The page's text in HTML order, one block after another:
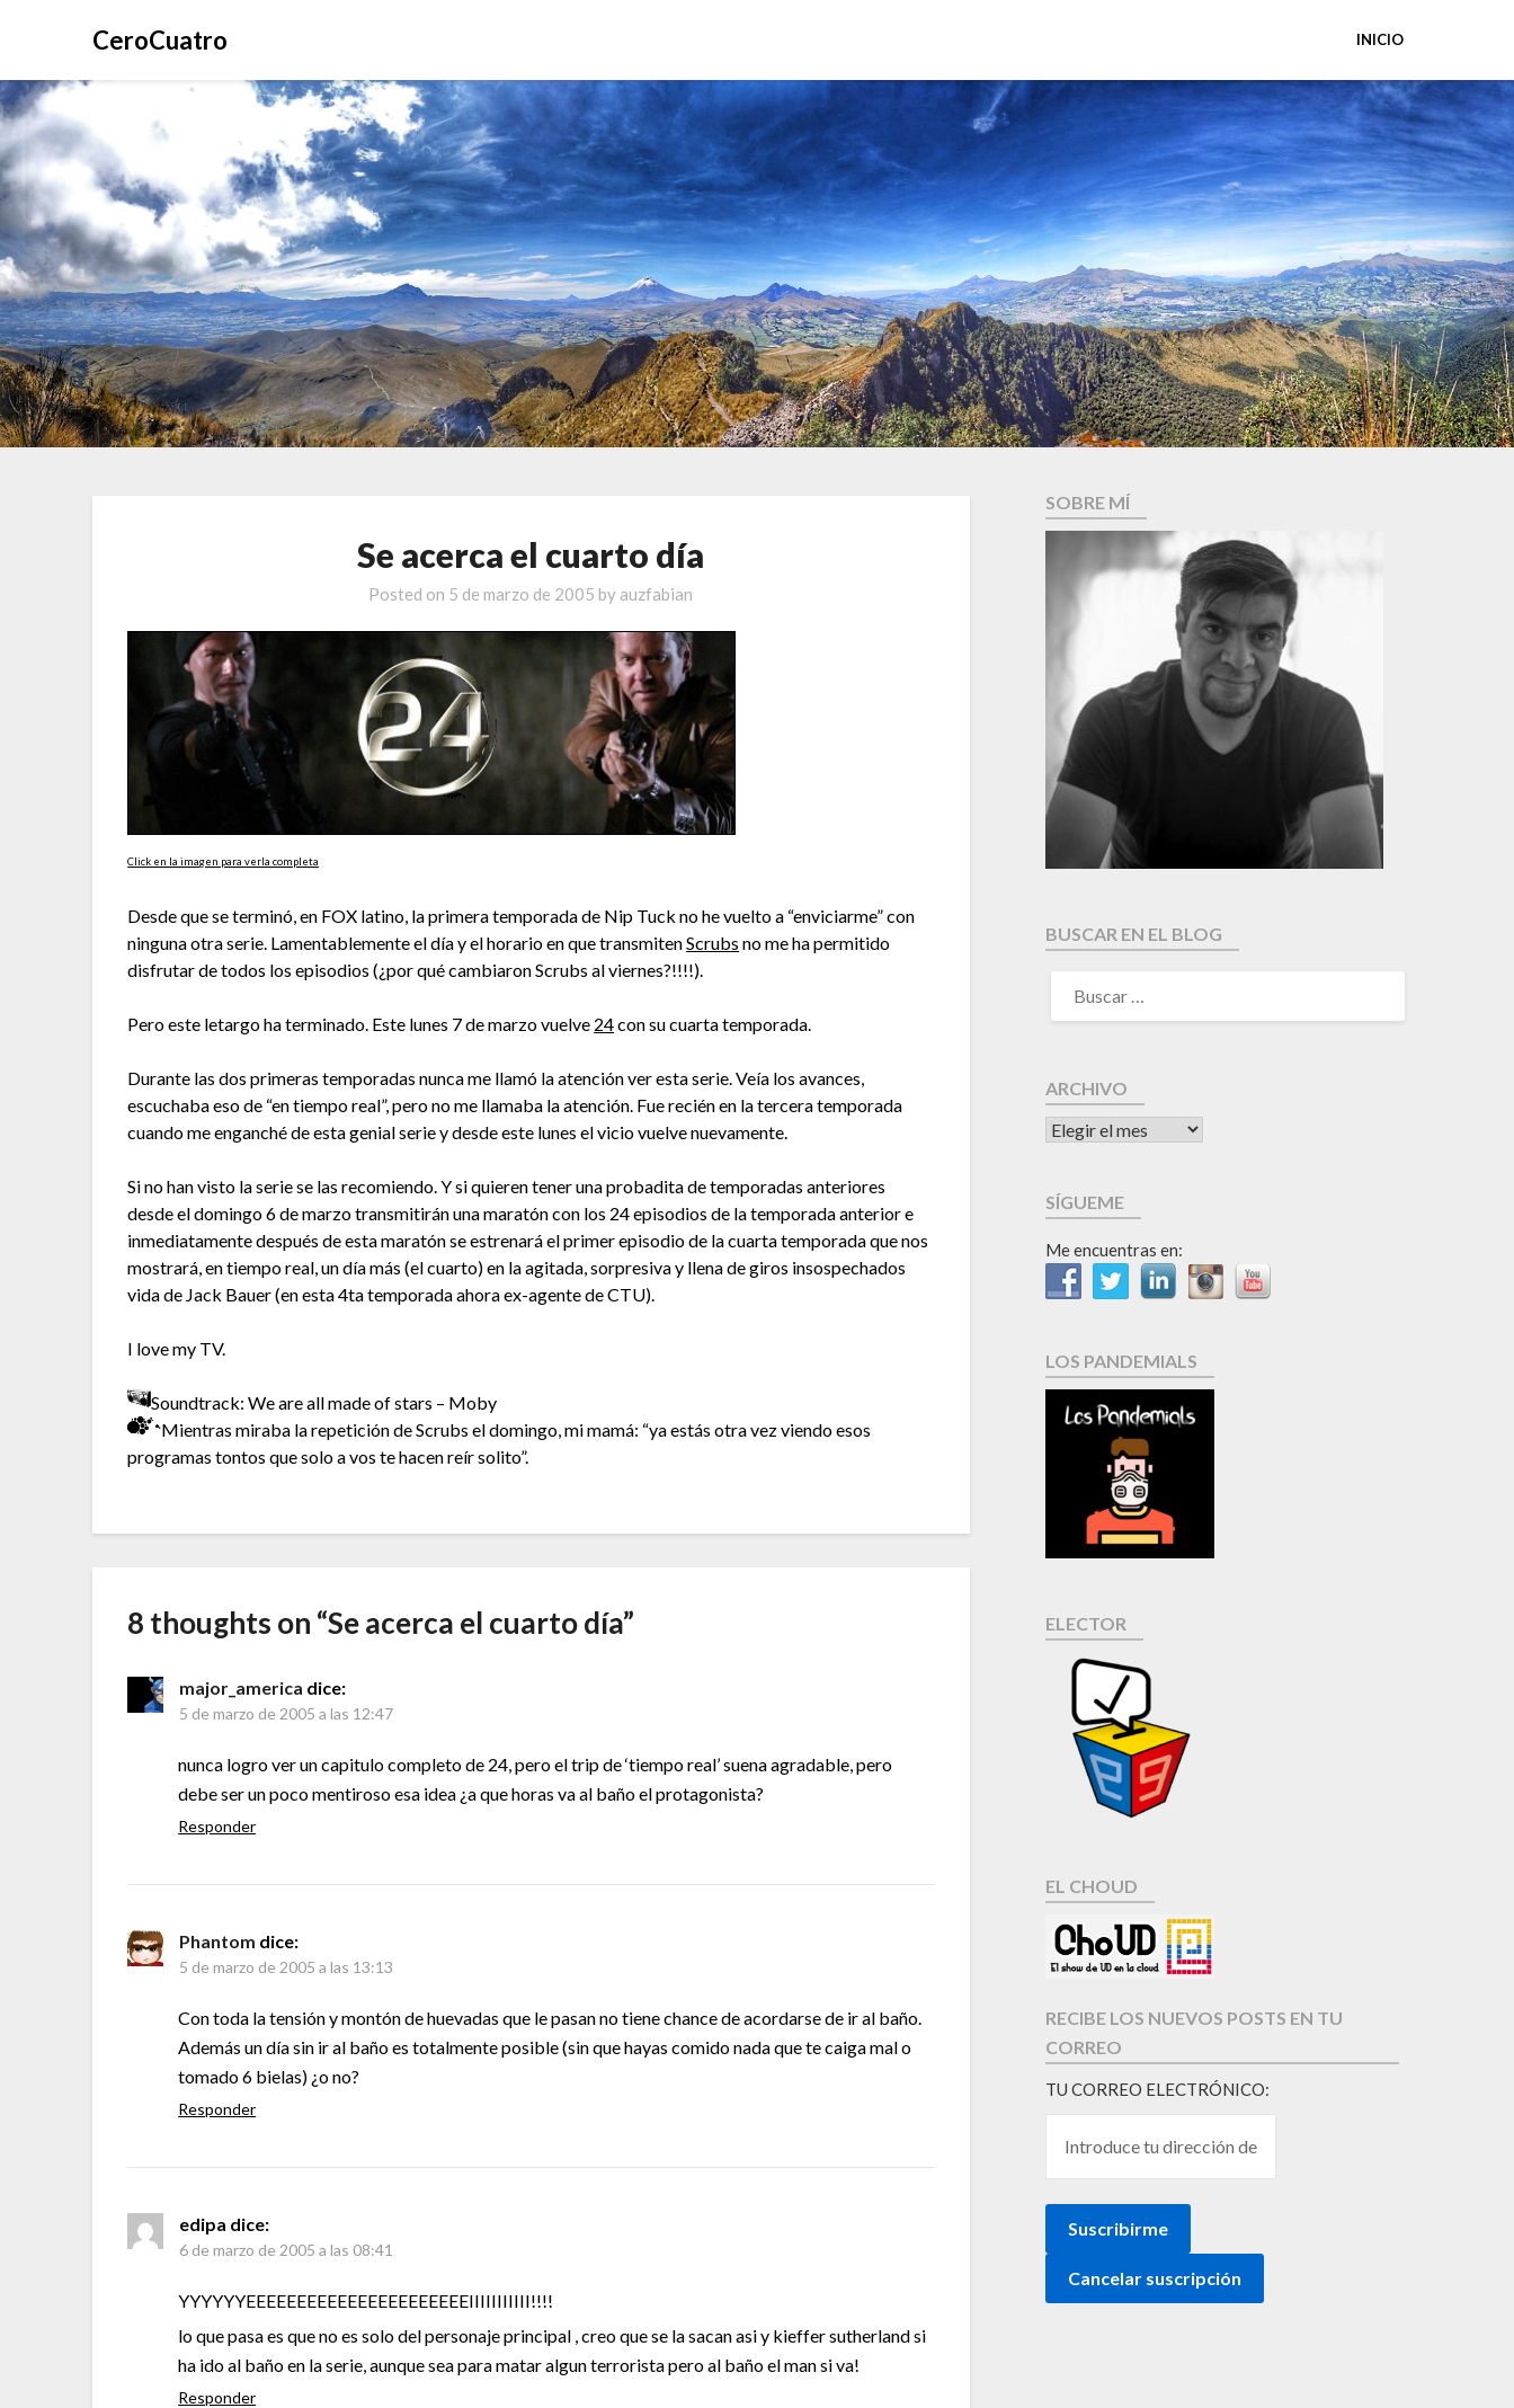
CeroCuatro INICIO
Se acerca el cuarto día
Posted on 5 de marzo de 2005 by auzfabian
Click en la imagen para verla completa
Desde que se terminó, en FOX latino, la primera temporada de Nip Tuck no he vuelto a “enviciarme” con
ninguna otra serie. Lamentablemente el día y el horario en que transmitenScrubs no me ha permitido
disfrutar de todos los episodios (¿por qué cambiaron Scrubs al viernes?!!!!).
Pero este letargo ha terminado. Este lunes 7 de marzo vuelve 24con su cuarta temporada.
Durante las dos primeras temporadas nunca me llamó la atención ver esta serie. Veía los avances,
escuchaba eso de “en tiempo real”, pero no me llamaba la atención. Fue recién en la tercera temporada
cuando me enganché de esta genial serie y desde este lunes el vicio vuelve nuevamente.
Si no han visto la serie se las recomiendo. Y si quieren tener una probadita de temporadas anteriores
desde el domingo 6 de marzo transmitirán una maratón con los 24 episodios de la temporada anterior e
inmediatamente después de esta maratón se estrenará el primer episodio de la cuarta temporada que nos
mostrará, en tiempo real, un día más (el cuarto) en la agitada, sorpresiva y llena de giros insospechados
vida de Jack Bauer (en esta 4ta temporada ahora ex-agente de CTU).
I love my TV.
Soundtrack: We are all made of stars – Moby
Mientras miraba la repetición de Scrubs el domingo, mi mamá: “ya estás otra vez viendo esos
programas tontos que solo a vos te hacen reír solito”.
8 thoughts on “Se acerca el cuarto día”
major_america dice:
5 de marzo de 2005 a las 12:47
nunca logro ver un capitulo completo de 24, pero el trip de ‘tiempo real’ suena agradable, pero
debe ser un poco mentiroso esa idea ¿a que horas va al baño el protagonista?
Responder
Phantom dice:
5 de marzo de 2005 a las 13:13
Con toda la tensión y montón de huevadas que le pasan no tiene chance de acordarse de ir al baño.
Además un día sin ir al baño es totalmente posible (sin que hayas comido nada que te caiga mal o
tomado 6 bielas) ¿o no?
Responder
edipa dice:
6 de marzo de 2005 a las 08:41
YYYYYYEEEEEEEEEEEEEEEEEEEEEEIIIIIIIIIII!!!!
lo que pasa es que no es solo del personaje principal , creo que se la sacan asi y kieffer sutherland si
ha ido al baño en la serie, aunque sea para matar algun terrorista pero al baño el man si va!
Responder
SOBRE MÍ
BUSCAR EN EL BLOG
ARCHIVO
SÍGUEME
Me encuentras en:
LOS PANDEMIALS
ELECTOR
EL CHOUD
RECIBE LOS NUEVOS POSTS EN TU
CORREO
TU CORREO ELECTRÓNICO: